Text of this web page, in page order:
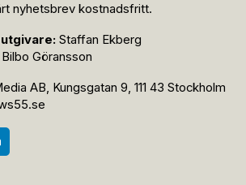
nyhetsbrev kostnadsfritt.
Staffan Ekberg
Bilbo Göransson
AB, Kungsgatan 9, 111 43 Stockholm